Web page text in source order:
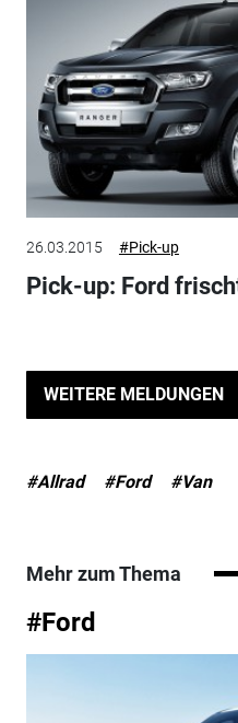
26.03.2015 #Pick-up
Pick-up: Ford
WEITERE MELDUNGEN
#Allrad #Ford #Van
Mehr zum Thema
#Ford